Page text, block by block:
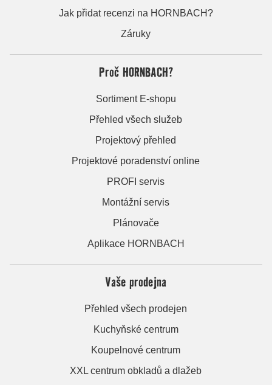
Jak přidat recenzi na HORNBACH?
Záruky
Proč HORNBACH?
Sortiment E-shopu
Přehled všech služeb
Projektový přehled
Projektové poradenství online
PROFI servis
Montážní servis
Plánovače
Aplikace HORNBACH
Vaše prodejna
Přehled všech prodejen
Kuchyňské centrum
Koupelnové centrum
XXL centrum obkladů a dlažeb